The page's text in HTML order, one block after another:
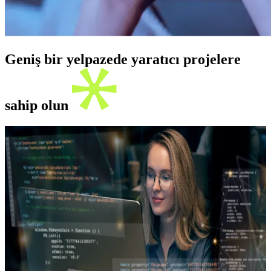
Geniş bir yelpazede yaratıcı projelere
sahip olun